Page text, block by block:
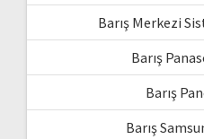
Barış Merkezi
Barış
Barış
Barış